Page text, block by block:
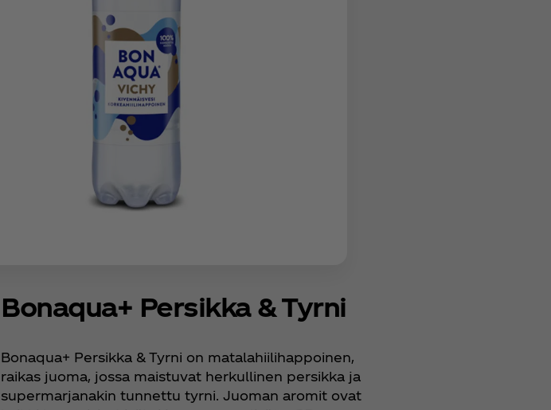
Bonaqua+ Persikka & Tyrni
Bonaqua+ Persikka & Tyrni on matalahiilihappoinen,
raikas juoma, jossa maistuvat herkullinen persikka ja
supermarjanakin tunnettu tyrni. Juoman aromit ovat